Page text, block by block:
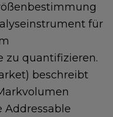
für
zu quantifizieren.
beschreibt
Addressable